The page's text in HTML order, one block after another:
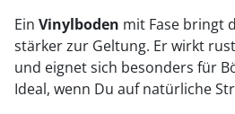
Ein Vinylboden mit Fase bringt
stärker zur Geltung. Er wirkt
und eignet sich besonders für
Ideal, wenn Du auf natürliche